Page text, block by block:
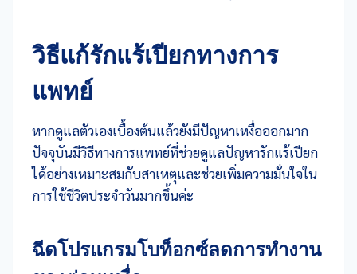
วิธีแก้รักแร้เปียกทางการ
แพทย์
หากดูแลตัวเองเบื้องต้นแล้วยังมีปัญหาเหงื่อออกมาก
ปัจจุบันมีวิธีทางการแพทย์ที่ช่วยดูแลปัญหารักแร้เปียก
ได้อย่างเหมาะสมกับสาเหตุและช่วยเพิ่มความมั่นใจใน
การใช้ชีวิตประจำวันมากขึ้นค่ะ
ฉีดโปรแกรมโบท็อกซ์ลดการทำงาน